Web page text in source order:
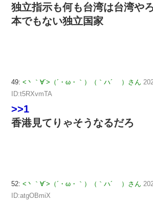
独立指示も何も台湾は台湾や
本でもない独立国家
49: <丶｀∀´>（´・ω・｀）（｀ハ´ ）さん
ID:t5RXvmTA
>>1
香港見てりゃそうなるだろ
52: <丶｀∀´>（´・ω・｀）（｀ハ´ ）さん
ID:atgOBmiX